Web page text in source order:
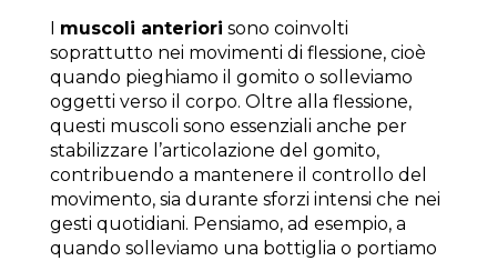
muscoli anteriori sono coinvolti
soprattutto nei movimenti di flessione, cioè
quando pieghiamo il gomito o solleviamo
oggetti verso il corpo. Oltre alla flessione,
questi muscoli sono essenziali anche per
stabilizzare l’articolazione del gomito,
contribuendo a mantenere il controllo del
movimento, sia durante sforzi intensi che nei
gesti quotidiani. Pensiamo, ad esempio, a
quando solleviamo una bottiglia o portiamo